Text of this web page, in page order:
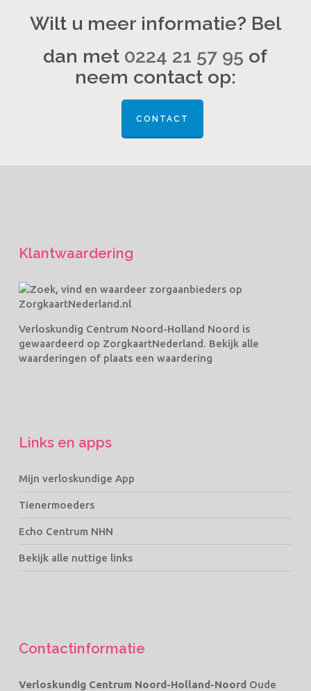
Wilt u meer informatie? Bel
dan met 0224 21 57 95 of
neem contact op:
CONTACT
Klantwaardering
Verloskundig Centrum Noord-Holland Noord is
gewaardeerd op ZorgkaartNederland. Bekijk alle
waarderingen of plaats een waardering
Links en apps
Mijn verloskundige App
Tienermoeders
Echo Centrum NHN
Bekijk alle nuttige links
Contactinformatie
Verloskundig Centrum Noord-Holland-Noord Oude